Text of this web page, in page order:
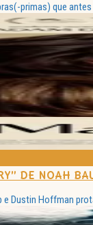
primas) que
DE NOAH
e Dustin Hoffman